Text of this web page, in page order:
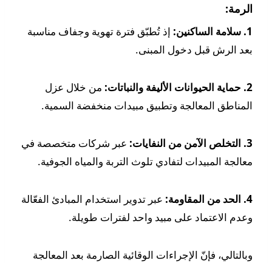
الرمة:
1. سلامة الساكنين:
إذ تُطبّق فترة تهوية وجفاف مناسبة
بعد الرش قبل دخول المبنى.
2. حماية الحيوانات الأليفة والنباتات:
من خلال عزل
المناطق المعالجة وتطبيق مبيدات منخفضة السمية.
3. التخلص الآمن من النفايات:
عبر شركات متخصصة في
معالجة المبيدات لتفادي تلوث التربة والمياه الجوفية.
4. الحد من المقاومة:
عبر تدوير استخدام المبادئ الفعّالة
وعدم الاعتماد على مبيد واحد لفترات طويلة.
وبالتالي، فإنّ الإجراءات الوقائية الصارمة بعد المعالجة